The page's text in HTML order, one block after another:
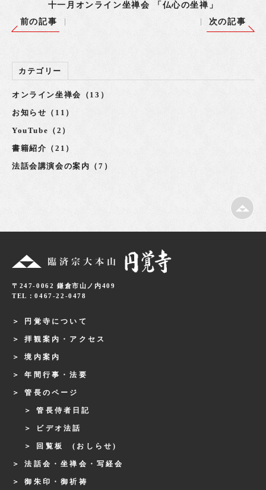
十一月オンライン坐禅会 「仏心の坐禅」
前の記事
次の記事
カテゴリー
オンライン坐禅会（13）
お知らせ（11）
YouTube（2）
書籍紹介（21）
法話会講演会の案内（7）
〒247-0062 鎌倉市山ノ内409
TEL：0467-22-0478
円覚寺について
拝観案内・アクセス
境内案内
年間行事・法要
管長のページ
管長侍者日記
ビデオ法話
回覧板 (おしらせ)
法話会・坐禅会・写経会
御朱印・御祈祷